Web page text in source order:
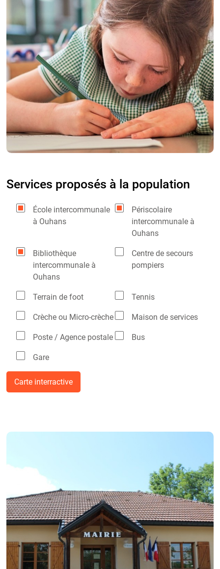
Services proposés à la population
École intercommunale
à Ouhans
Périscolaire
intercommunale à
Ouhans
Bibliothèque
intercommunale à
Ouhans
Centre de secours
pompiers
Terrain de foot Tennis
Crèche ou Micro-crèche Maison de services
Poste / Agence postale Bus
Gare
Carte interractive